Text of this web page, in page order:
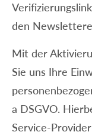
den
Mit der
Sie uns Ihre
a DSGVO.
Service-